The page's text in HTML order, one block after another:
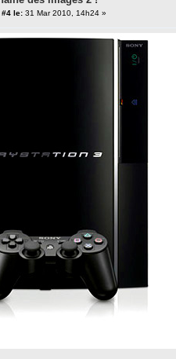
#4 le: 31 Mar 2010, 14h24 »